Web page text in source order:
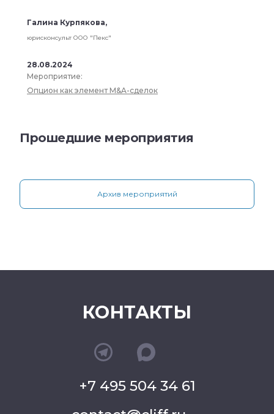
Галина Курпякова,
юрисконсульт ООО "Пекс"
28.08.2024
Мероприятие:
Опцион как элемент M&A-сделок
Прошедшие мероприятия
Архив мероприятий
КОНТАКТЫ
+7 495 504 34 61